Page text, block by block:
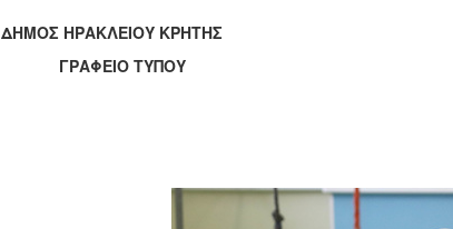
ΔΗΜΟΣ ΗΡΑΚΛΕΙΟΥ ΚΡΗΤΗΣ
ΓΡΑΦΕΙΟ ΤΥΠΟΥ